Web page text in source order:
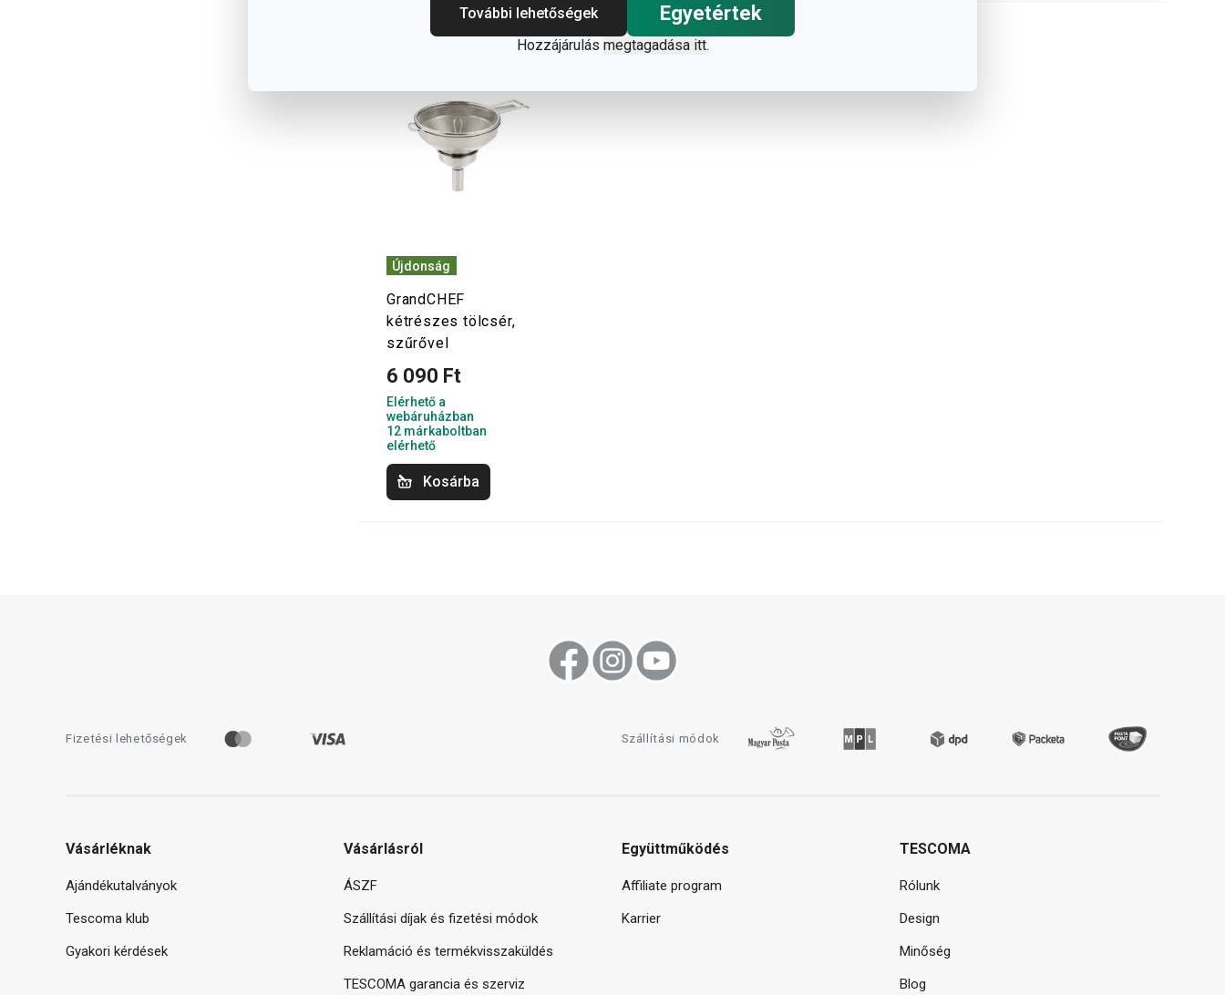
További lehetőségek
Egyetértek
Hozzájárulás megtagadása itt.
Újdonság
GrandCHEF
kétrészes tölcsér,
szűrővel
6 090 Ft
Elérhető a
webáruházban
12 márkaboltban
elérhető
Kosárba
Fizetési lehetőségek Szállítási módok
Vásárléknak
Ajándékutalványok
Tescoma klub
Gyakori kérdések
Vásárlásról
ÁSZF
Szállítási díjak és fizetési módok
Reklamáció és termékvisszaküldés
TESCOMA garancia és szerviz
Együttműködés
Affiliate program
Karrier
TESCOMA
Rólunk
Design
Minőség
Blog